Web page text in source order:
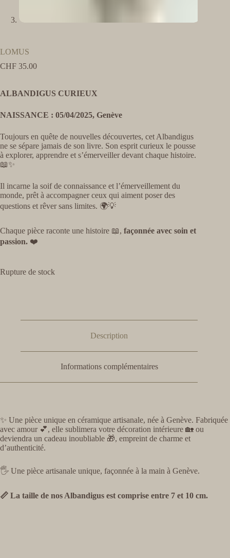
LOMUS
CHF 35.00
ALBANDIGUS CURIEUX
NAISSANCE : 05/04/2025, Genève
Toujours en quête de nouvelles découvertes, cet Albandigus
ne se sépare jamais de son livre. Son esprit curieux le pousse
à explorer, apprendre et s’émerveiller devant chaque histoire.
📖✨
Il incarne la soif de connaissance et l’émerveillement du
monde, prêt à accompagner ceux qui aiment poser des
questions et rêver sans limites. 🌍💡
Chaque pièce raconte une histoire 📖, façonnée avec soin et
passion. ❤️
Rupture de stock
Description
Informations complémentaires
✨ Une pièce unique en céramique artisanale, née à Genève. Fabriquée
avec amour 💕, elle sublimera votre décoration intérieure 🏡 ou
deviendra un cadeau inoubliable 🎁, empreint de charme et
d’authenticité.
🖐️ Une pièce artisanale unique, façonnée à la main à Genève.
📏 La taille de nos Albandigus est comprise entre 7 et 10 cm.